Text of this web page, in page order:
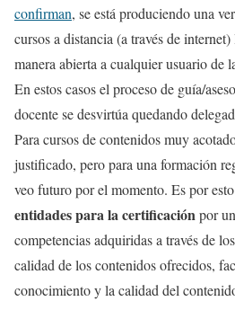
confirman, se está produciendo una
cursos a distancia (a través de
manera abierta a cualquier usuario de
En estos casos el proceso de guía/
docente se desvirtúa quedando
Para cursos de contenidos muy
justificado, pero para una formación
veo futuro por el momento. Es por
entidades para la certificaciónpor
competencias adquiridas a través de
calidad de los contenidos ofrecidos,
conocimiento y la calidad del